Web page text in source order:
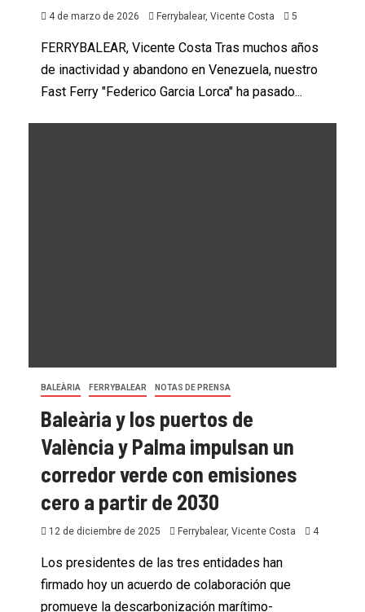
4 de marzo de 2026 Ferrybalear, Vicente Costa 5
FERRYBALEAR, Vicente Costa Tras muchos años
de inactividad y abandono en Venezuela, nuestro
Fast Ferry "Federico Garcia Lorca" ha pasado...
BALEÀRIA FERRYBALEAR NOTAS DE PRENSA
Baleària y los puertos de
València y Palma impulsan un
corredor verde con emisiones
cero a partir de 2030
12 de diciembre de 2025 Ferrybalear, Vicente Costa 4
Los presidentes de las tres entidades han
firmado hoy un acuerdo de colaboración que
promueve la descarbonización marítimo-